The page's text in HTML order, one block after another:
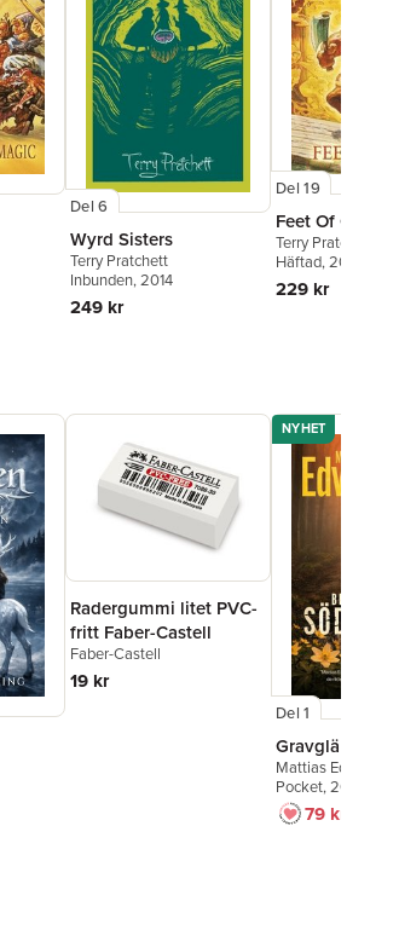
Del 6
Wyrd Sisters
Terry Pratchett
Inbunden, 2014
249 kr
Del 19
Feet Of Clay
Terry Pratchett
Häftad, 2013
229 kr
Radergummi litet PVC-
fritt Faber-Castell
Faber-Castell
19 kr
NYHET
Del 1
Gravglänta
Mattias
Pocket, 2026
79 kr